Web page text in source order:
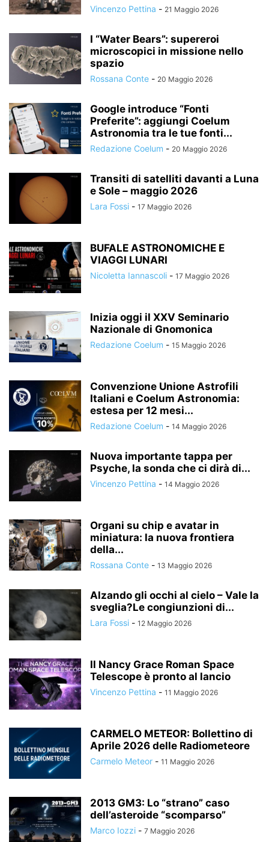
Vincenzo Pettina - 21 Maggio 2026
I “Water Bears”: supereroi
microscopici in missione nello
spazio
Rossana Conte - 20 Maggio 2026
Google introduce “Fonti
Preferite”: aggiungi Coelum
Astronomia tra le tue fonti...
Redazione Coelum - 20 Maggio 2026
Transiti di satelliti davanti a Luna
e Sole – maggio 2026
Lara Fossi - 17 Maggio 2026
BUFALE ASTRONOMICHE E
VIAGGI LUNARI
Nicoletta Iannascoli - 17 Maggio 2026
Inizia oggi il XXV Seminario
Nazionale di Gnomonica
Redazione Coelum - 15 Maggio 2026
Convenzione Unione Astrofili
Italiani e Coelum Astronomia:
estesa per 12 mesi...
Redazione Coelum - 14 Maggio 2026
Nuova importante tappa per
Psyche, la sonda che ci dirà di...
Vincenzo Pettina - 14 Maggio 2026
Organi su chip e avatar in
miniatura: la nuova frontiera
della...
Rossana Conte - 13 Maggio 2026
Alzando gli occhi al cielo – Vale la
sveglia?Le congiunzioni di...
Lara Fossi - 12 Maggio 2026
Il Nancy Grace Roman Space
Telescope è pronto al lancio
Vincenzo Pettina - 11 Maggio 2026
CARMELO METEOR: Bollettino di
Aprile 2026 delle Radiometeore
Carmelo Meteor - 11 Maggio 2026
2013 GM3: Lo “strano” caso
dell’asteroide “scomparso”
Marco Iozzi - 7 Maggio 2026